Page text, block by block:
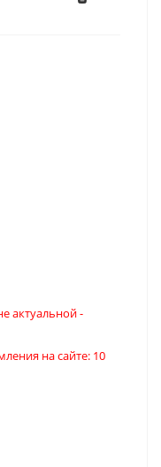
актуальной -
на сайте: 10